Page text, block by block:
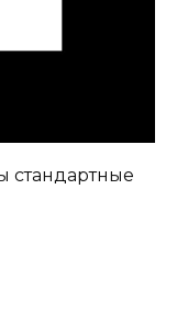
стандартные